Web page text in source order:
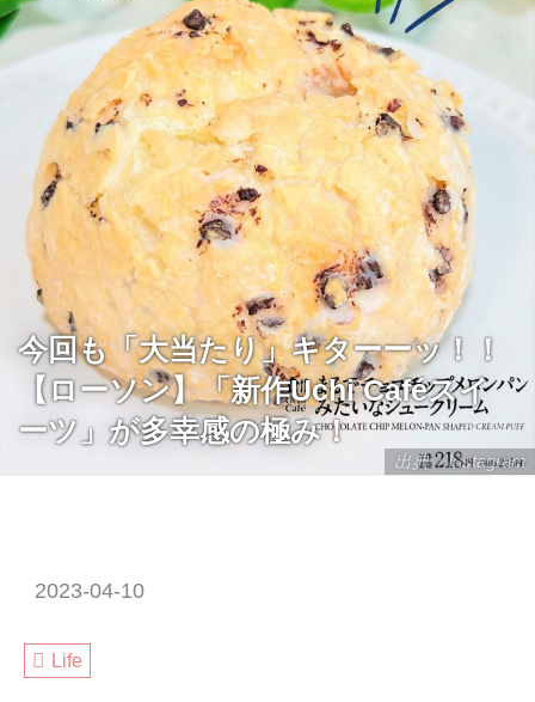
出典：Instagram
今回も「大当たり」キターーッ！！
【ローソン】「新作Uchi Caféスイ
ーツ」が多幸感の極み！
2023-04-10
Life